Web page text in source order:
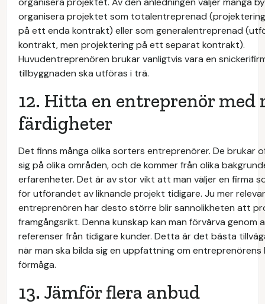
organisera projektet som totalentreprenad
på ett enda kontrakt) eller som generalentreprenad
kontrakt, men projektering på ett separat kontrakt).
Huvudentreprenören brukar vanligtvis vara en
tillbyggnaden ska utföras i trä.
12. Hitta en entreprenör med
färdigheter
Det finns många olika sorters entreprenörer. De brukar
sig på olika områden, och de kommer från olika
erfarenheter. Det är av stor vikt att man väljer en firma
för utförandet av liknande projekt tidigare. Ju mer
entreprenören har desto större blir sannolikheten att
framgångsrikt. Denna kunskap kan man förvärva genom
referenser från tidigare kunder. Detta är det bästa
när man ska bilda sig en uppfattning om
förmåga.
13. Jämför flera anbud